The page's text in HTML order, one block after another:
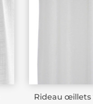
Rideau œillets